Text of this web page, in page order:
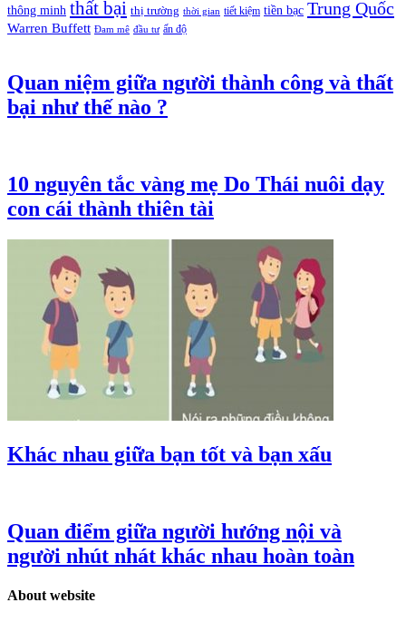
thông minh thất bại thị trường thời gian tiết kiệm tiền bạc Trung Quốc
Warren Buffett Đam mê đầu tư ấn độ
Quan niệm giữa người thành công và thất
bại như thế nào ?
10 nguyên tắc vàng mẹ Do Thái nuôi dạy
con cái thành thiên tài
Khác nhau giữa bạn tốt và bạn xấu
Quan điểm giữa người hướng nội và
người nhút nhát khác nhau hoàn toàn
About website